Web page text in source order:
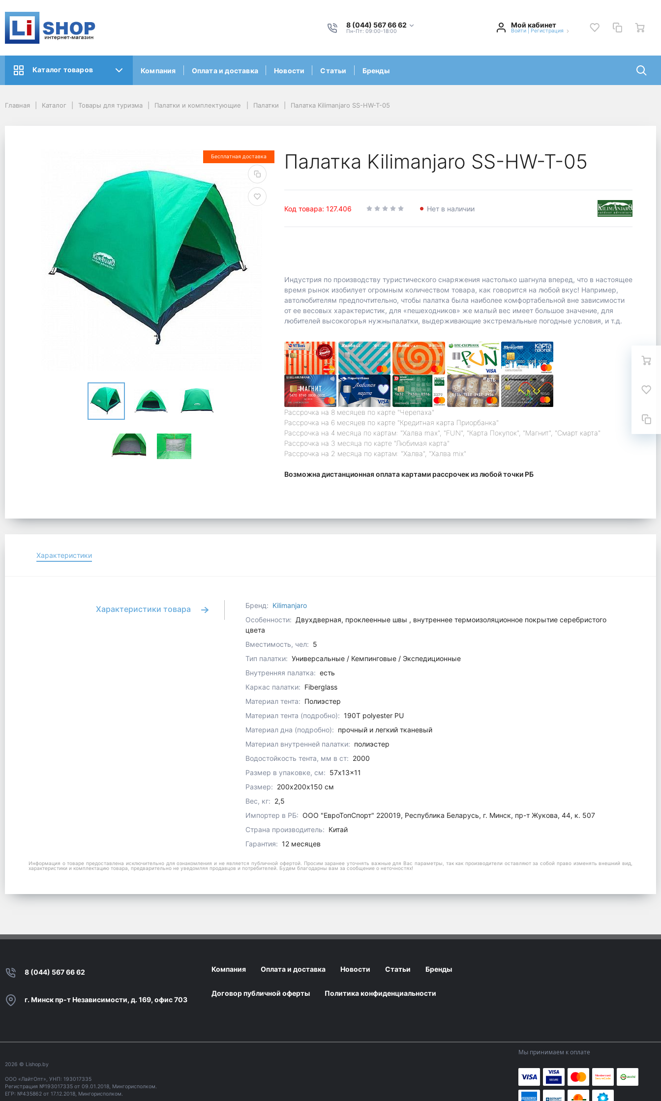
8 (044) 567 66 62
Пн-Пт: 09:00-18:00
Мой кабинет
Войти Регистрация
Каталог товаров Компания Оплата и доставка Новости Статьи Бренды
Главная Каталог Товары для туризма Палатки и комплектующие Палатки Палатка Kilimanjaro SS-HW-T-05
Бесплатная доставка Палатка Kilimanjaro SS-HW-T-05
Код товара: 127.406 Нет в наличии
Индустрия по производству туристического снаряжения настолько шагнула вперед, что в настоящее
время рынок изобилует огромным количеством товара, как говорится на любой вкус! Например,
автолюбителям предпочтительно, чтобы палатка была наиболее комфортабельной вне зависимости
от ее весовых характеристик, для «пешеходников» же малый вес имеет большое значение, для
любителей высокогорья нужныпалатки, выдерживающие экстремальные погодные условия, и т.д.
Рассрочка на 8 месяцев по карте "Черепаха"
Рассрочка на 6 месяцев по карте "Кредитная карта Приорбанка"
Рассрочка на 4 месяца по картам: "Халва max", "FUN", "Карта Покупок", "Магнит", "Смарт карта"
Рассрочка на 3 месяца по карте "Любимая карта"
Рассрочка на 2 месяца по картам: "Халва", "Халва mix"
Возможна дистанционная оплата картами рассрочек из любой точки РБ
Характеристики
Характеристики товара Бренд: Kilimanjaro
Особенности: Двухдверная, проклеенные швы , внутреннее термоизоляционное покрытие серебристого
цвета
Вместимость, чел: 5
Тип палатки: Универсальные / Кемпинговые / Экспедиционные
Внутренняя палатка: есть
Каркас палатки: Fiberglass
Материал тента: Полиэстер
Материал тента (подробно): 190T polyester PU
Материал дна (подробно): прочный и легкий тканевый
Материал внутренней палатки: полиэстер
Водостойкость тента, мм в ст: 2000
Размер в упаковке, см: 57x13x11
Размер: 200х200х150 см
Вес, кг: 2,5
Импортер в РБ: ООО "ЕвроТопСпорт" 220019, Республика Беларусь, г. Минск, пр-т Жукова, 44, к. 507
Страна производитель: Китай
Гарантия: 12 месяцев
Информация о товаре предоставлена исключительно для ознакомления и не является публичной офертой. Просим заранее уточнять важные для Вас параметры, так как производители оставляют за собой право изменять внешний вид,
характеристики и комплектацию товара, предварительно не уведомляя продавцов и потребителей. Будем благодарны вам за сообщение о неточностях!
8 (044) 567 66 62
г. Минск пр-т Независимости, д. 169, офис 703
Компания Оплата и доставка Новости Статьи Бренды
Договор публичной оферты Политика конфиденциальности
2026 © Lishop.by
ООО «ЛайтОпт», УНП: 193017335
Регистрация №193017335 от 09.01.2018, Мингорисполком.
ЕГР: №435862 от 17.12.2018, Мингорисполком.
Мы принимаем к оплате